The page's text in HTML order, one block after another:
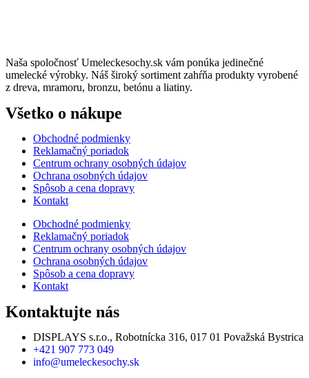
Naša spoločnosť Umeleckesochy.sk vám ponúka jedinečné
umelecké výrobky. Náš široký sortiment zahŕňa produkty vyrobené
z dreva, mramoru, bronzu, betónu a liatiny.
Všetko o nákupe
Obchodné podmienky
Reklamačný poriadok
Centrum ochrany osobných údajov
Ochrana osobných údajov
Spôsob a cena dopravy
Kontakt
Obchodné podmienky
Reklamačný poriadok
Centrum ochrany osobných údajov
Ochrana osobných údajov
Spôsob a cena dopravy
Kontakt
Kontaktujte nás
DISPLAYS s.r.o., Robotnícka 316, 017 01 Považská Bystrica
+421 907 773 049
info@umeleckesochy.sk